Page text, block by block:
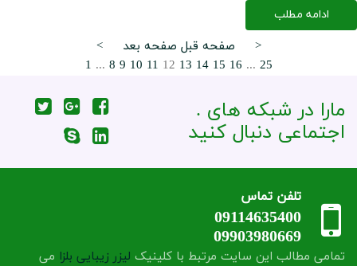
ادامه مطلب
< صفحه قبل صفحه بعد >
1 ... 8 9 10 11 12 13 14 15 16 ... 25
. مارا در شبکه های
اجتماعی دنبال کنید
تمامی مطالب این سایت مرتبط با کلینیک لیزر زیبایی بلزا می
تلفن تماس
09114635400
09903980669